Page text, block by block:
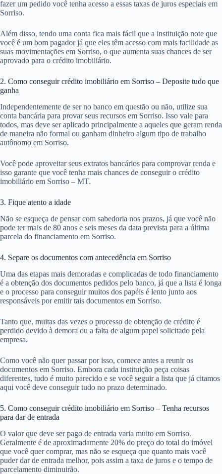
fazer um pedido você tenha acesso a essas taxas de juros especiais em
Sorriso.
Além disso, tendo uma conta fica mais fácil que a instituição note que
você é um bom pagador já que eles têm acesso com mais facilidade as
suas movimentações em Sorriso, o que aumenta suas chances de ser
aprovado para o crédito imobiliário.
2. Como conseguir crédito imobiliário em Sorriso – Deposite tudo que
ganha
Independentemente de ser no banco em questão ou não, utilize sua
conta bancária para provar seus recursos em Sorriso. Isso vale para
todos, mas deve ser aplicado principalmente a aqueles que geram renda
de maneira não formal ou ganham dinheiro algum tipo de trabalho
autônomo em Sorriso.
Você pode aproveitar seus extratos bancários para comprovar renda e
isso garante que você tenha mais chances de conseguir o crédito
imobiliário em Sorriso – MT.
3. Fique atento a idade
Não se esqueça de pensar com sabedoria nos prazos, já que você não
pode ter mais de 80 anos e seis meses da data prevista para a última
parcela do financiamento em Sorriso.
4. Separe os documentos com antecedência em Sorriso
Uma das etapas mais demoradas e complicadas de todo financiamento
é a obtenção dos documentos pedidos pelo banco, já que a lista é longa
e o processo para conseguir muitos dos papéis é lento junto aos
responsáveis por emitir tais documentos em Sorriso.
Tanto que, muitas das vezes o processo de obtenção de crédito é
perdido devido à demora ou a falta de algum papel solicitado pela
empresa.
Como você não quer passar por isso, comece antes a reunir os
documentos em Sorriso. Embora cada instituição peça coisas
diferentes, tudo é muito parecido e se você seguir a lista que já citamos
aqui você deve conseguir tudo no prazo determinado.
5. Como conseguir crédito imobiliário em Sorriso – Tenha recursos
para dar de entrada
O valor que deve ser pago de entrada varia muito em Sorriso.
Geralmente é de aproximadamente 20% do preço do total do imóvel
que você quer comprar, mas não se esqueça que quanto mais você
puder dar de entrada melhor, pois assim a taxa de juros e o tempo de
parcelamento diminuirão.